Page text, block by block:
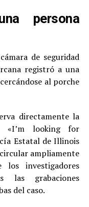
persona
de seguridad
registró a una
al porche
directamente la
«I’m looking for
Estatal de Illinois
ampliamente
investigadores
las grabaciones
del caso.